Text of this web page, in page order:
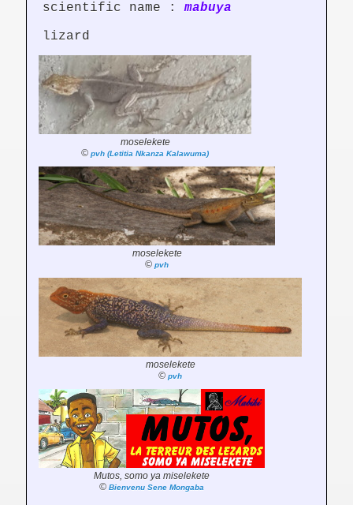
scientific name :mabuya
lizard
moselekete
© pvh (Letitia Nkanza Kalawuma)
moselekete
© pvh
moselekete
© pvh
Mutos, somo ya miselekete
© Bienvenu Sene Mongaba